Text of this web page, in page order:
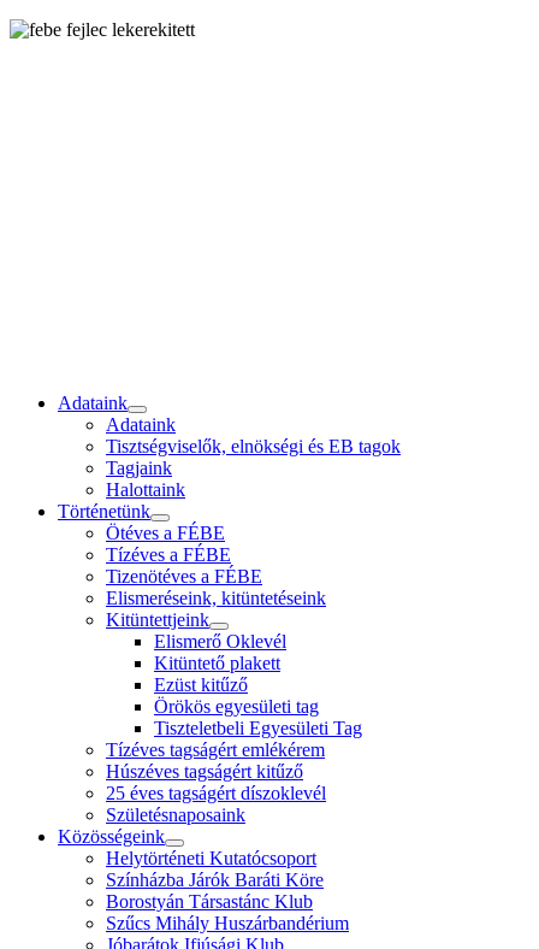
Adataink
Adataink
Tisztségviselők, elnökségi és EB tagok
Tagjaink
Halottaink
Történetünk
Ötéves a FÉBE
Tízéves a FÉBE
Tizenötéves a FÉBE
Elismeréseink, kitüntetéseink
Kitüntettjeink
Elismerő Oklevél
Kitüntető plakett
Ezüst kitűző
Örökös egyesületi tag
Tiszteletbeli Egyesületi Tag
Tízéves tagságért emlékérem
Húszéves tagságért kitűző
25 éves tagságért díszoklevél
Születésnaposaink
Közösségeink
Helytörténeti Kutatócsoport
Színházba Járók Baráti Köre
Borostyán Társastánc Klub
Szűcs Mihály Huszárbandérium
Jóbarátok Ifjúsági Klub